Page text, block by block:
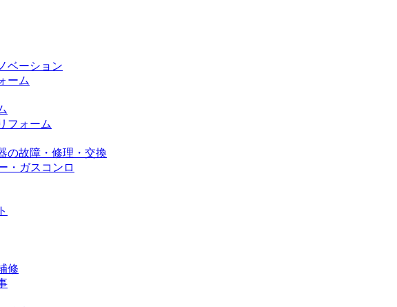
ベーション
ーム
フォーム
の故障・修理・交換
・ガスコンロ
修